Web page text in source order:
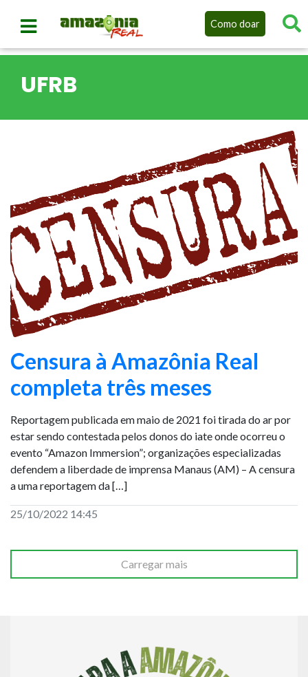
Como doar
UFRB
Censura à Amazônia Real
completa três meses
Reportagem publicada em maio de 2021 foi tirada do ar por
estar sendo contestada pelos donos do iate onde ocorreu o
evento “Amazon Immersion”; organizações especializadas
defendem a liberdade de imprensa Manaus (AM) – A censura
a uma reportagem da […]
25/10/2022 14:45
Carregar mais